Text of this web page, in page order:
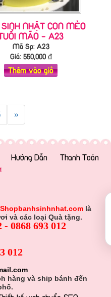
NHẬT CON MÈO
MÃO - A23
Mã Sp: A23
Giá: 550,000₫
Thêm vào giỏ
»
Hướng Dẫn Thanh Toán
Shopbanhsinhnhat.com là
và các loại Quà tặng.
0868 693 012
012
hàng và ship bánh đến